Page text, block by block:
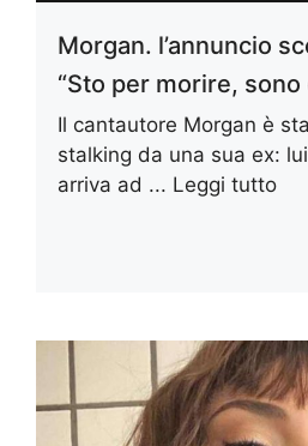
Morgan. l’annuncio
“Sto per morire, sono
Il cantautore Morgan è
stalking da una sua ex:
arriva ad ... Leggi tutto